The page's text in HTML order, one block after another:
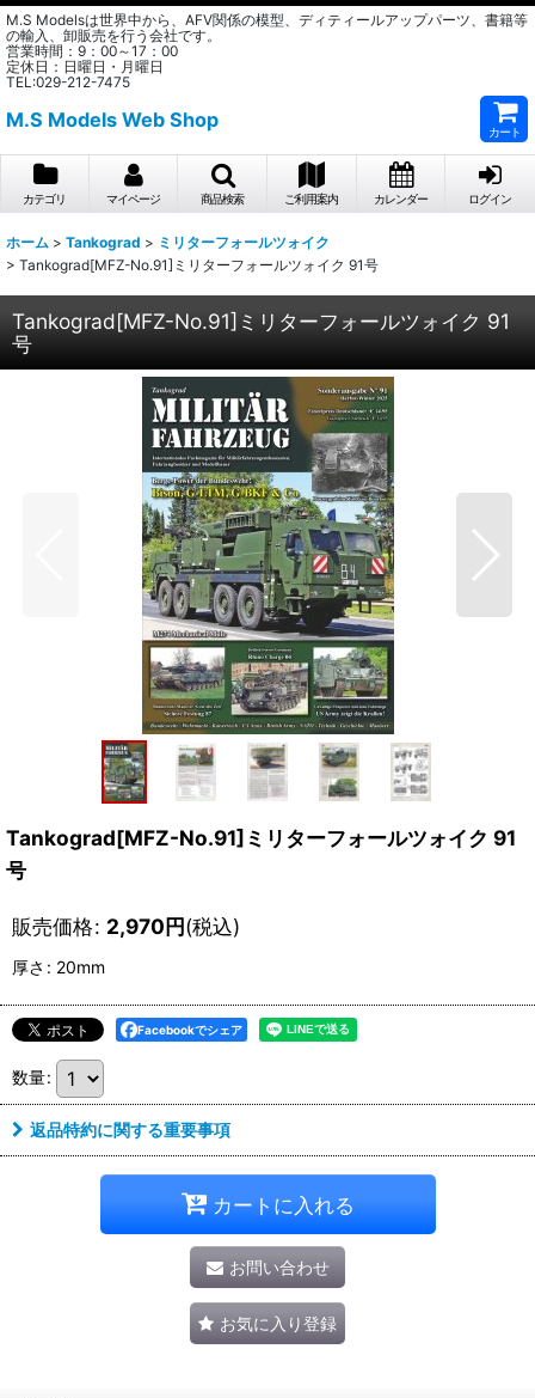
M.S Modelsは世界中から、AFV関係の模型、ディティールアップパーツ、書籍等
の輸入、卸販売を行う会社です。
営業時間：9：00～17：00
定休日：日曜日・月曜日
TEL:029-212-7475
M.S Models Web Shop
カート
カテゴリ マイページ 商品検索 ご利用案内 カレンダー ログイン
ホーム > Tankograd > ミリターフォールツォイク
> Tankograd[MFZ-No.91]ミリターフォールツォイク 91号
Tankograd[MFZ-No.91]ミリターフォールツォイク 91
号
Tankograd[MFZ-No.91]ミリターフォールツォイク 91
号
販売価格: 2,970円(税込)
厚さ : 20mm
Facebookでシェア
数量:
返品特約に関する重要事項
カートに入れる
お問い合わせ
お気に入り登録